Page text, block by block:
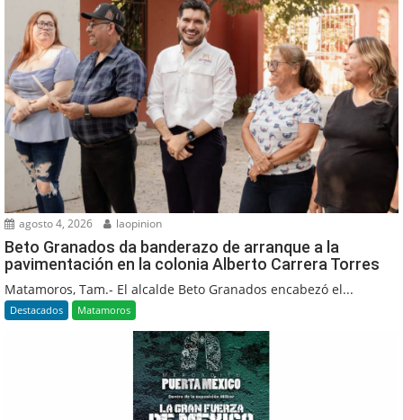
agosto 4, 2026 laopinion
Beto Granados da banderazo de arranque a la
pavimentación en la colonia Alberto Carrera Torres
Matamoros, Tam.- El alcalde Beto Granados encabezó el...
Destacados Matamoros